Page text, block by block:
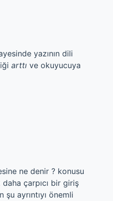
yazının dili
arttı ve okuyucuya
ne denir ? konusu
çarpıcı bir giriş
ayrıntıyı önemli